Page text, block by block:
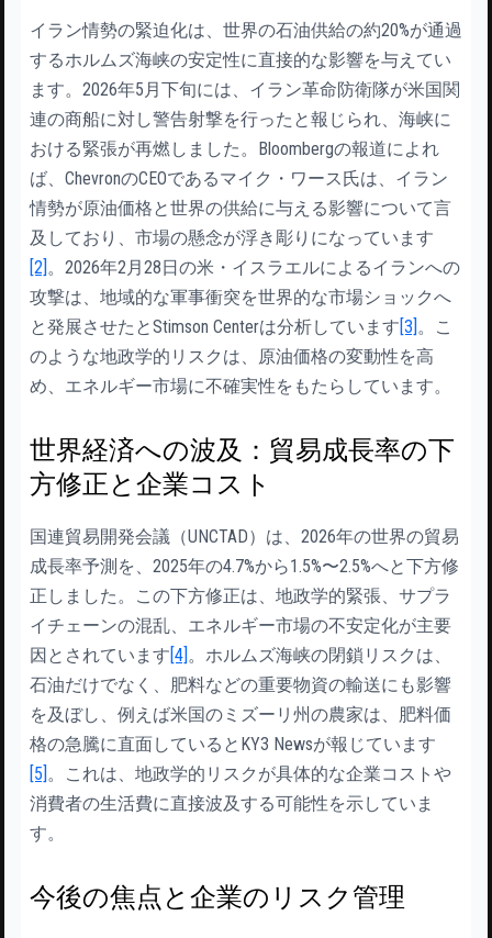
イラン情勢の緊迫化は、世界の石油供給の約20%が通過
するホルムズ海峡の安定性に直接的な影響を与えてい
ます。2026年5月下旬には、イラン革命防衛隊が米国関
連の商船に対し警告射撃を行ったと報じられ、海峡に
おける緊張が再燃しました。Bloombergの報道によれ
ば、ChevronのCEOであるマイク・ワース氏は、イラン
情勢が原油価格と世界の供給に与える影響について言
及しており、市場の懸念が浮き彫りになっています
[2] 。2026年2月28日の米・イスラエルによるイランへの
攻撃は、地域的な軍事衝突を世界的な市場ショックへ
と発展させたとStimson Centerは分析しています [3] 。こ
のような地政学的リスクは、原油価格の変動性を高
め、エネルギー市場に不確実性をもたらしています。
世界経済への波及：貿易成長率の下
方修正と企業コスト
国連貿易開発会議（UNCTAD）は、2026年の世界の貿易
成長率予測を、2025年の4.7%から1.5%〜2.5%へと下方修
正しました。この下方修正は、地政学的緊張、サプラ
イチェーンの混乱、エネルギー市場の不安定化が主要
因とされています [4] 。ホルムズ海峡の閉鎖リスクは、
石油だけでなく、肥料などの重要物資の輸送にも影響
を及ぼし、例えば米国のミズーリ州の農家は、肥料価
格の急騰に直面しているとKY3 Newsが報じています
[5] 。これは、地政学的リスクが具体的な企業コストや
消費者の生活費に直接波及する可能性を示していま
す。
今後の焦点と企業のリスク管理